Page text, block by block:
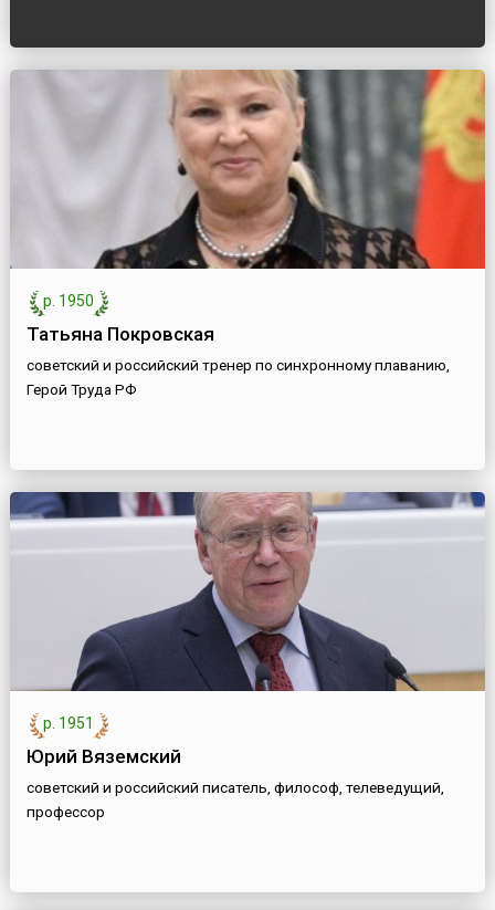
р. 1950
Татьяна Покровская
советский и российский тренер по синхронному плаванию,
Герой Труда РФ
р. 1951
Юрий Вяземский
советский и российский писатель, философ, телеведущий,
профессор